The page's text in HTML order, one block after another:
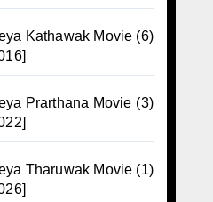
Kathawak Movie (6)
Prarthana Movie (3)
Tharuwak Movie (1)